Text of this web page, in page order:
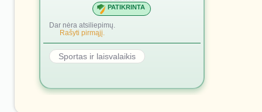
PATIKRINTA
Dar nėra atsiliepimų.
Rašyti pirmąjį.
Sportas ir laisvalaikis